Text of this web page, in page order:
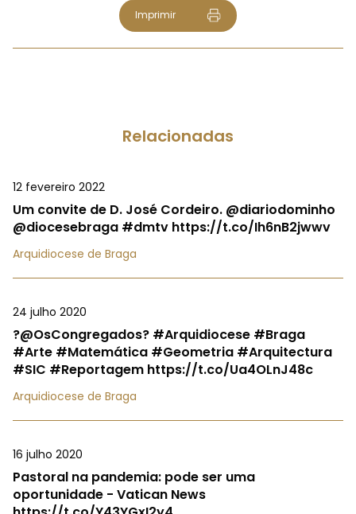
Imprimir
Relacionadas
12 fevereiro 2022
Um convite de D. José Cordeiro. @diariodominho
@diocesebraga #dmtv https://t.co/Ih6nB2jwwv
Arquidiocese de Braga
24 julho 2020
?@OsCongregados? #Arquidiocese #Braga
#Arte #Matemática #Geometria #Arquitectura
#SIC #Reportagem https://t.co/Ua4OLnJ48c
Arquidiocese de Braga
16 julho 2020
Pastoral na pandemia: pode ser uma
oportunidade - Vatican News